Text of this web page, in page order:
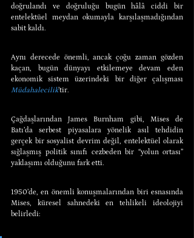
doğrulandı ve doğruluğu bugün hâlâ ciddi bir
entelektüel meydan okumayla karşılaşmadığından
sabit kaldı.
Aynı derecede önemli, ancak çoğu zaman gözden
kaçan, bugün dünyayı etkilemeye devam eden
Müdahalecilik’tir.
Çağdaşlarından James Burnham gibi, Mises de
Batı’da serbest piyasalara yönelik asıl tehdidin
gerçek bir sosyalist devrim değil, entelektüel olarak
sığlaşmış politik sınıfı cezbeden bir “yolun ortası”
yaklaşımı olduğunu fark etti.
1950’de, en önemli konuşmalarından biri esnasında
Mises, küresel sahnedeki en tehlikeli ideolojiyi
belirledi: